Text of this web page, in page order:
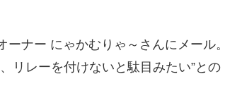
ナー にゃかむりゃ～さんにメール。
リレーを付けないと駄目みたい”との